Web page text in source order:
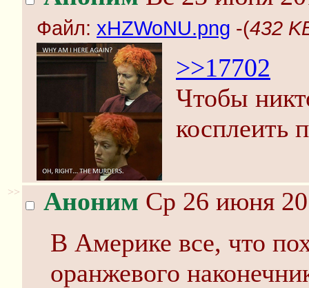
Файл: xHZWoNU.png -(432
>>17702
Чтобы
косплеить
>> Аноним Ср 26 июня
В Америке все, что
оранжевого